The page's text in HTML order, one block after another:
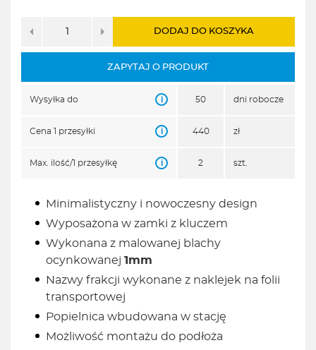
DODAJ DO KOSZYKA
ZAPYTAJ O PRODUKT
Wysyłka do i 50 dni robocze
Cena 1 przesyłki i 440 zł
Max. ilość/1 przesyłkę i 2 szt.
Minimalistyczny i nowoczesny design
Wyposażona w zamki z kluczem
Wykonana z malowanej blachy
ocynkowanej 1mm
Nazwy frakcji wykonane z naklejek na folii
transportowej
Popielnica wbudowana w stację
Możliwość montażu do podłoża